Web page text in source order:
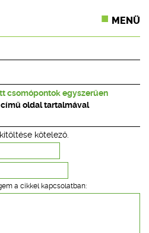
MENÜ
JOG
SEGÉDLETEK
csomópontok egyszerűen
oldal tartalmával
kötelező.
a cikkel kapcsolatban: